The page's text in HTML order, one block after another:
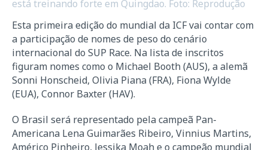
está treinando forte em Quingdao. Foto: Reprodução
Esta primeira edição do mundial da ICF vai contar com
a participação de nomes de peso do cenário
internacional do SUP Race. Na lista de inscritos
figuram nomes como o Michael Booth (AUS), a alemã
Sonni Honscheid, Olivia Piana (FRA), Fiona Wylde
(EUA), Connor Baxter (HAV).
O Brasil será representado pela campeã Pan-
Americana Lena Guimarães Ribeiro, Vinnius Martins,
Américo Pinheiro, Jessika Moah e o campeão mundial